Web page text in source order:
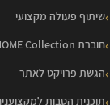
שיתוף פעולה מקצועי
חוברת HOME Collection
הגשת פרויקט לאתר
תוכנית הטבות